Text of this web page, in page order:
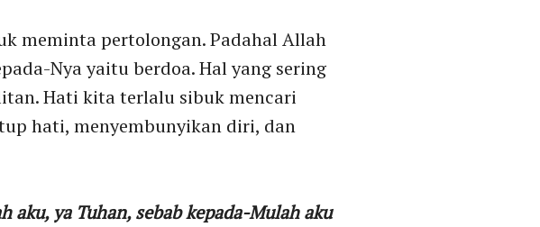
meminta pertolongan. Padahal Allah
Nya yaitu berdoa. Hal yang sering
Hati kita terlalu sibuk mencari
hati, menyembunyikan diri, dan
ya Tuhan, sebab kepada-Mulah aku